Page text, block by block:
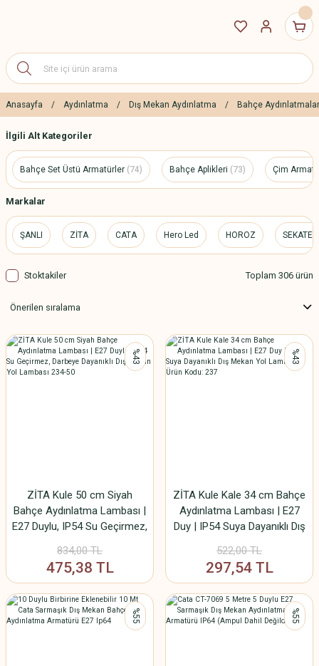
Anasayfa Aydınlatma Dış Mekan Aydınlatma Bahçe
İlgili Alt Kategoriler
Bahçe Set Üstü Armatürler (74) Bahçe Aplikleri (73) Çim
Markalar
ŞANLI ZİTA CATA Hero Led HOROZ
Stoktakiler Toplam 306 ürün
%43
ZİTA Kule 50 cm Siyah
Bahçe Aydınlatma Lambası |
E27 Duylu, IP54 Su Geçirmez,
Yol Lambası 234-50
834,00 TL
475,38 TL
%43
ZİTA Kule Kale 34 cm Bahçe
Aydınlatma Lambası | E27
Duy | IP54 Suya Dayanıklı Dış
Kodu: 237
522,00 TL
297,54 TL
%55 %55